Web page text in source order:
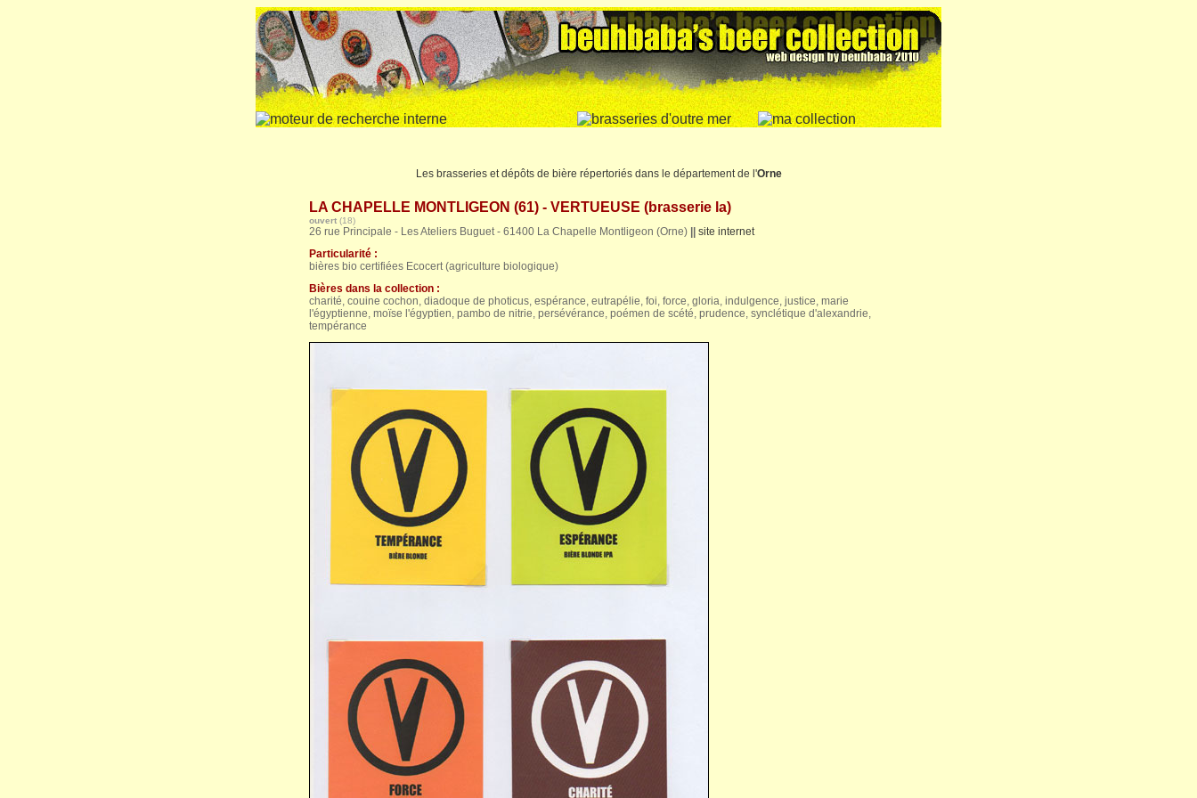
Les brasseries et dépôts de bière répertoriés dans le département de l'Orne
LA CHAPELLE MONTLIGEON (61) - VERTUEUSE (brasserie la)
ouvert (18)
26 rue Principale - Les Ateliers Buguet - 61400 La Chapelle Montligeon (Orne)
site internet
Particularité :
bières bio certifiées Ecocert (agriculture biologique)
Bières dans la collection :
charité, couine cochon, diadoque de photicus, espérance, eutrapélie, foi, force, gloria, indulgence, justice, marie
l'égyptienne, moïse l'égyptien, pambo de nitrie, persévérance, poémen de scété, prudence, synclétique d'alexandrie,
tempérance